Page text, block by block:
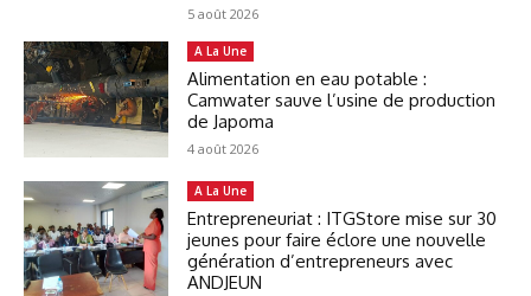
5 août 2026
A La Une
Alimentation en eau potable :
Camwater sauve l’usine de production
de Japoma
4 août 2026
A La Une
Entrepreneuriat : ITGStore mise sur 30
jeunes pour faire éclore une nouvelle
génération d’entrepreneurs avec
ANDJEUN